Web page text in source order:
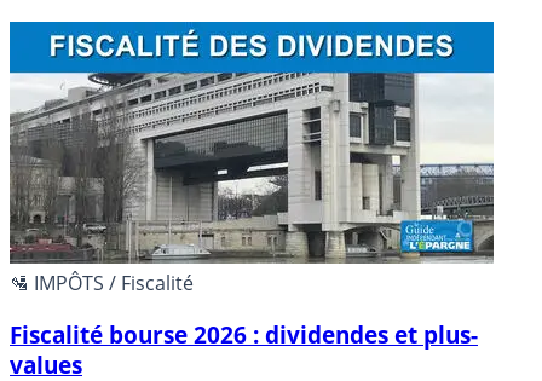
🛂 IMPÔTS / Fiscalité
Fiscalité bourse 2026 : dividendes et plus-
values